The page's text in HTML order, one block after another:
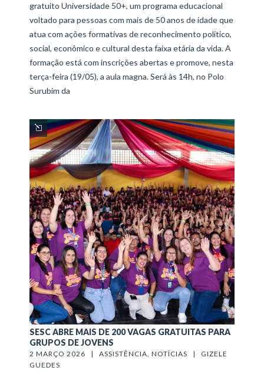
gratuito Universidade 50+, um programa educacional
voltado para pessoas com mais de 50 anos de idade que
atua com ações formativas de reconhecimento político,
social, econômico e cultural desta faixa etária da vida. A
formação está com inscrições abertas e promove, nesta
terça-feira (19/05), a aula magna. Será às 14h, no Polo
Surubim da
SESC ABRE MAIS DE 200 VAGAS GRATUITAS PARA
GRUPOS DE JOVENS
2 MARÇO 2026   | ASSISTÊNCIA, NOTÍCIAS
   |
GIZELE
GUEDES